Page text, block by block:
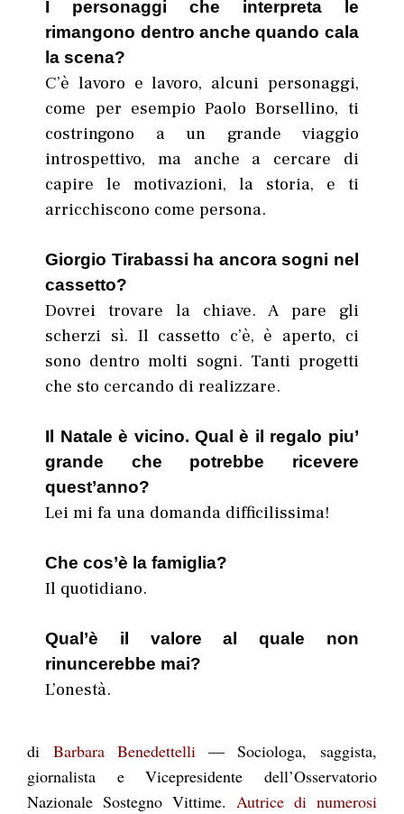
I personaggi che interpreta le
rimangono dentro anche quando cala
la scena?
C’è lavoro e lavoro, alcuni personaggi,
come per esempio Paolo Borsellino, ti
costringono a un grande viaggio
introspettivo, ma anche a cercare di
capire le motivazioni, la storia, e ti
arricchiscono come persona.
Giorgio Tirabassi ha ancora sogni nel
cassetto?
Dovrei trovare la chiave. A pare gli
scherzi sì. Il cassetto c’è, è aperto, ci
sono dentro molti sogni. Tanti progetti
che sto cercando di realizzare.
Il Natale è vicino. Qual è il regalo piu’
grande che potrebbe ricevere
quest’anno?
Lei mi fa una domanda difficilissima!
Che cos’è la famiglia?
Il quotidiano.
Qual’è il valore al quale non
rinuncerebbe mai?
L’onestà.
di Barbara Benedettelli— Sociologa, saggista,
giornalista e Vicepresidente dell’Osservatorio
Nazionale Sostegno Vittime. Autrice di numerosi